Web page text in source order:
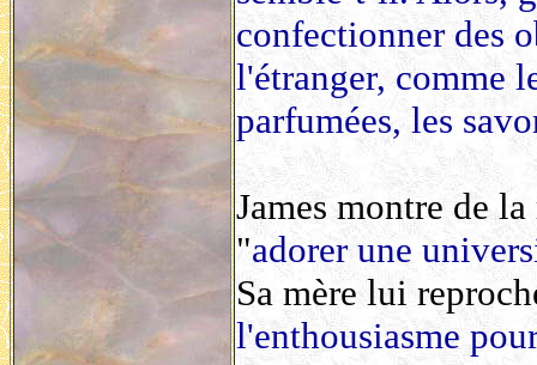
confectionner des
l'étranger, comme
parfumées, les
James montre de
"adorer une
Sa mère lui
l'enthousiasme